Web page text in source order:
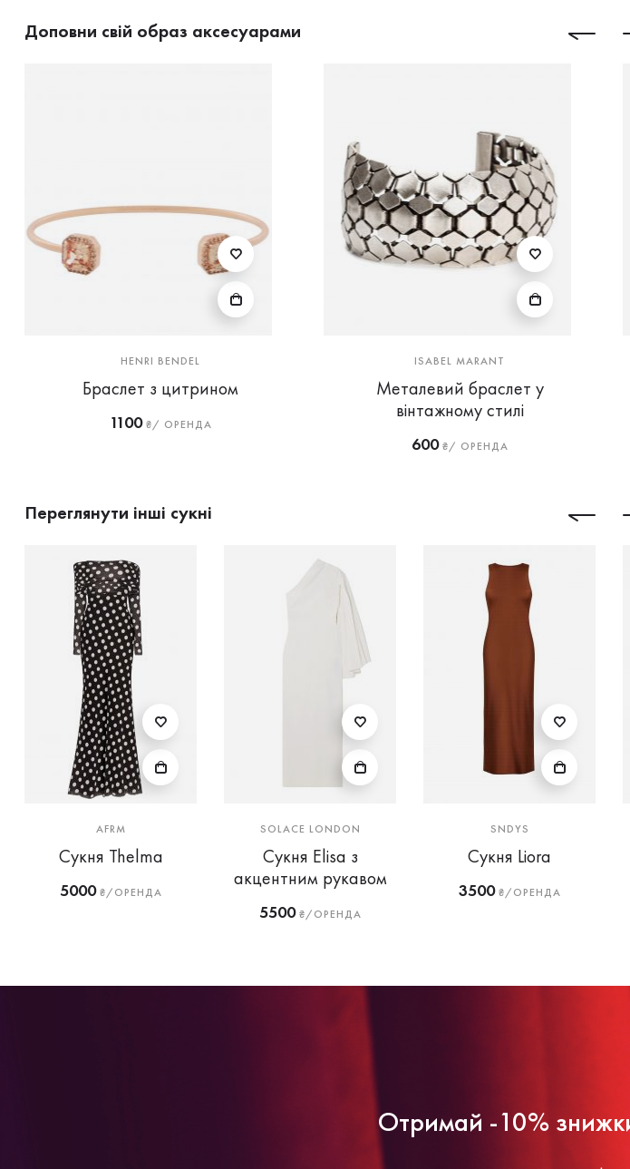
Доповни свій образ аксесуарами
HENRI BENDEL
Браслет з цитрином
1100₴/ ОРЕНДА
ISABEL MARANT
Металевий браслет у
вінтажному стилі
600₴/ ОРЕНДА
Переглянути інші сукні
AFRM
Сукня Thelma
5000₴/ОРЕНДА
SOLACE LONDON
Сукня Elisa з
акцентним рукавом
5500₴/ОРЕНДА
SNDYS
Сукня Liora
3500₴/ОРЕНДА
Отримай -10%